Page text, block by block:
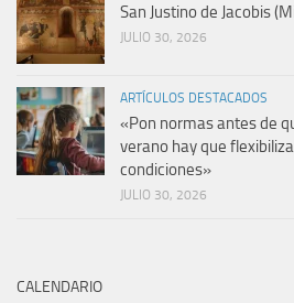
San Justino de Jacobis
JULIO 30, 2026
ARTÍCULOS DESTACADOS
«Pon normas antes de
verano hay que
condiciones»
JULIO 30, 2026
CALENDARIO